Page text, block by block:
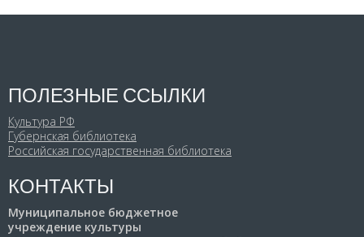
ПОЛЕЗНЫЕ ССЫЛКИ
Культура РФ
Губернская библиотека
Российская государственная библиотека
КОНТАКТЫ
Муниципальное бюджетное
учреждение культуры